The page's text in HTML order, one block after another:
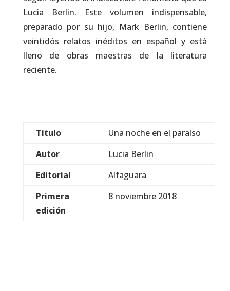
Lucia Berlin. Este volumen indispensable,
preparado por su hijo, Mark Berlin, contiene
veintidós relatos inéditos en español y está
lleno de obras maestras de la literatura
reciente.
Título
Una noche en el paraíso
Autor
Lucia Berlin
Editorial
Alfaguara
Primera
edición
8 noviembre 2018